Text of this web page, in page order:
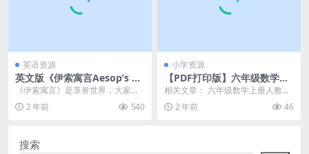
英语资源
英文版《伊索寓言Aesop’s Fa
bles》30集标清视频带中英文
字幕+动画+音频+PDF，百度
网盘下载！
《伊索寓言》是享誉世界，大家耳
熟能详的经典益智故事。本套资源
是双语版《伊索寓言》...
2 年前 540
小学资源
【PDF打印版】六年级数学上
册人教版24秋《53天天练》答
案解析PDF电子版【大小 54.9
M 总页数 74 页】
相关文章： 六年级数学上册人教版
24秋《53天天练》答案解析PDF电
子版 大小 ...
2 年前 46
搜索